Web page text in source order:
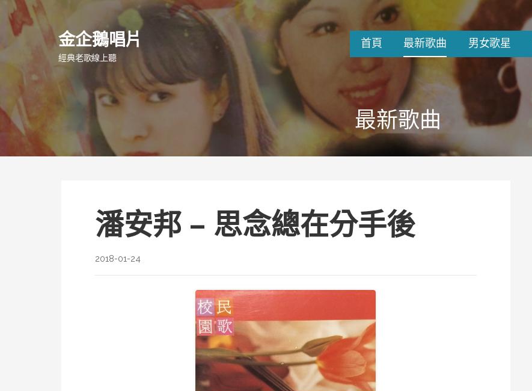
至
要
內
金企鵝唱片
經典老歌線上聽
首頁 最新歌曲 男女歌星
最新歌曲
潘安邦 – 思念總在分手後
2018-01-24